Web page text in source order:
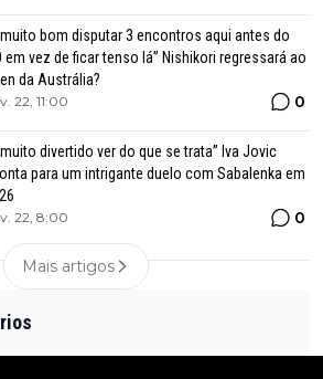
muito bom disputar 3 encontros aqui antes do
em vez de ficar tenso lá” Nishikori regressará ao
da Austrália?
22, 11:00 0
muito divertido ver do que se trata” Iva Jovic
para um intrigante duelo com Sabalenka em
22, 8:00 0
Mais artigos